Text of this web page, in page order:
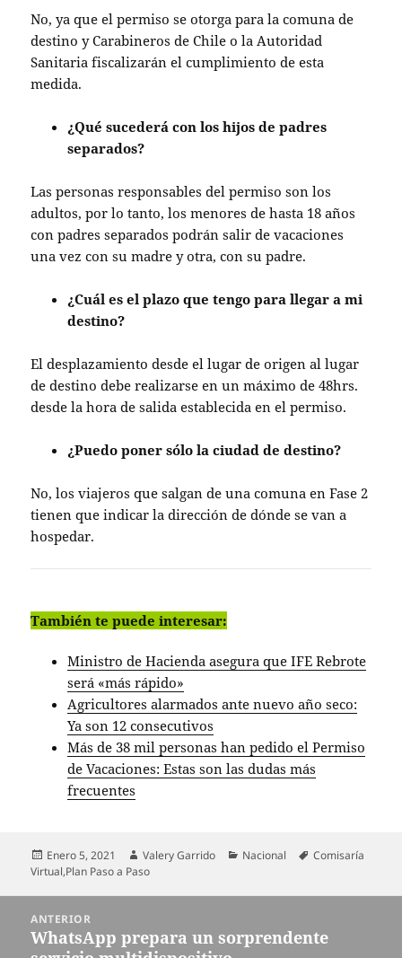
No, ya que el permiso se otorga para la comuna de
destino y Carabineros de Chile o la Autoridad
Sanitaria fiscalizarán el cumplimiento de esta
medida.
¿Qué sucederá con los hijos de padres
separados?
Las personas responsables del permiso son los
adultos, por lo tanto, los menores de hasta 18 años
con padres separados podrán salir de vacaciones
una vez con su madre y otra, con su padre.
¿Cuál es el plazo que tengo para llegar a mi
destino?
El desplazamiento desde el lugar de origen al lugar
de destino debe realizarse en un máximo de 48hrs.
desde la hora de salida establecida en el permiso.
¿Puedo poner sólo la ciudad de destino?
No, los viajeros que salgan de una comuna en Fase 2
tienen que indicar la dirección de dónde se van a
hospedar.
También te puede interesar:
Ministro de Hacienda asegura que IFE Rebrote
será «más rápido»
Agricultores alarmados ante nuevo año seco:
Ya son 12 consecutivos
Más de 38 mil personas han pedido el Permiso
de Vacaciones: Estas son las dudas más
frecuentes
Publicado
el
Enero 5, 2021 Autor
Valery Garrido Categorías
Nacional Etiquetas
Comisaría
Virtual,Plan Paso a Paso
entradas
ANTERIOR
Entrada
WhatsApp prepara un sorprendente